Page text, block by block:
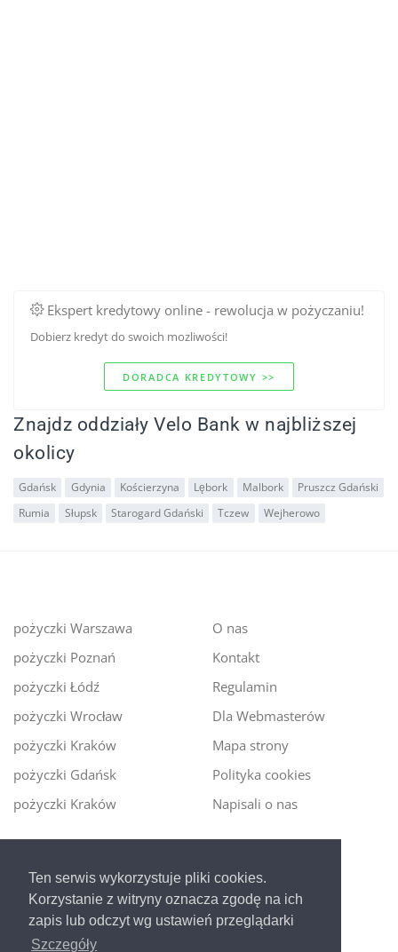
Ten serwis wykorzystuje pliki cookies.
Korzystanie z witryny oznacza zgodę na ich
zapis lub odczyt wg ustawień przeglądarki
Szczegóły
Ekspert kredytowy online - rewolucja w pożyczaniu!
Dobierz kredyt do swoich mozliwości!
DORADCA KREDYTOWY >>
Znajdz oddziały Velo Bank w najbliższej
okolicy
Gdańsk Gdynia Kościerzyna Lębork Malbork
Pruszcz Gdański
Rumia
Słupsk Starogard Gdański Tczew Wejherowo
pożyczki Warszawa
pożyczki Poznań
pożyczki Łódź
pożyczki Wrocław
pożyczki Kraków
pożyczki Gdańsk
pożyczki Kraków
O nas
Kontakt
Regulamin
Dla Webmasterów
Mapa strony
Polityka cookies
Napisali o nas
Ekspert kredytowy online - nowa era szybkiego i
bezpiecznego pożyczania!